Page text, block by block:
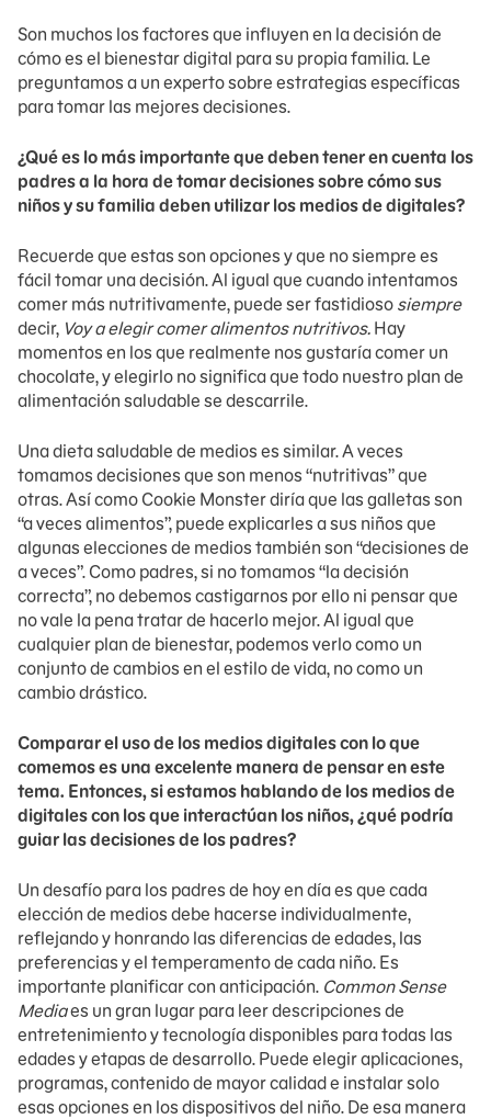
Son muchos los factores que influyen en la decisión de
cómo es el bienestar digital para su propia familia. Le
preguntamos a un experto sobre estrategias específicas
para tomar las mejores decisiones.
¿Qué es lo más importante que deben tener en cuenta los
padres a la hora de tomar decisiones sobre cómo sus
niños y su familia deben utilizar los medios de digitales?
Recuerde que estas son opciones y que no siempre es
fácil tomar una decisión. Al igual que cuando intentamos
comer más nutritivamente, puede ser fastidioso siempre
decir, Voy a elegir comer alimentos nutritivos. Hay
momentos en los que realmente nos gustaría comer un
chocolate, y elegirlo no significa que todo nuestro plan de
alimentación saludable se descarrile.
Una dieta saludable de medios es similar. A veces
tomamos decisiones que son menos “nutritivas” que
otras. Así como Cookie Monster diría que las galletas son
“a veces alimentos”, puede explicarles a sus niños que
algunas elecciones de medios también son “decisiones de
a veces”. Como padres, si no tomamos “la decisión
correcta”, no debemos castigarnos por ello ni pensar que
no vale la pena tratar de hacerlo mejor. Al igual que
cualquier plan de bienestar, podemos verlo como un
conjunto de cambios en el estilo de vida, no como un
cambio drástico.
Comparar el uso de los medios digitales con lo que
comemos es una excelente manera de pensar en este
tema. Entonces, si estamos hablando de los medios de
digitales con los que interactúan los niños, ¿qué podría
guiar las decisiones de los padres?
Un desafío para los padres de hoy en día es que cada
elección de medios debe hacerse individualmente,
reflejando y honrando las diferencias de edades, las
preferencias y el temperamento de cada niño. Es
importante planificar con anticipación. Common Sense
Mediaes un gran lugar para leer descripciones de
entretenimiento y tecnología disponibles para todas las
edades y etapas de desarrollo. Puede elegir aplicaciones,
programas, contenido de mayor calidad e instalar solo
esas opciones en los dispositivos del niño. De esa manera